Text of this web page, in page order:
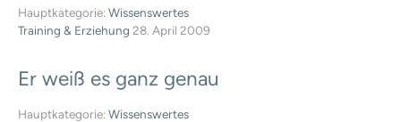
Magazin für Hundehalter
Ausgabenübersicht
Hauptkategorie: Wissenswertes
Training & Erziehung 28. April 2009
Er weiß es ganz genau
Hauptkategorie: Wissenswertes